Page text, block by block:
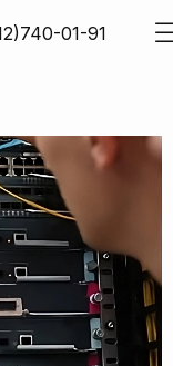
01-91